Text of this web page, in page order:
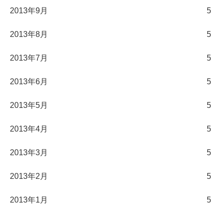
2013年9月 5
2013年8月 5
2013年7月 5
2013年6月 5
2013年5月 5
2013年4月 5
2013年3月 5
2013年2月 5
2013年1月 5